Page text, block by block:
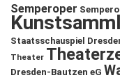
Semperoper
Staatsschauspiel
Theater
Dresden-Bautzen eG